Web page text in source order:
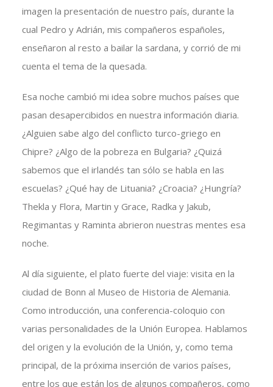
imagen la presentación de nuestro país, durante la
cual Pedro y Adrián, mis compañeros españoles,
enseñaron al resto a bailar la sardana, y corrió de mi
cuenta el tema de la quesada.
Esa noche cambió mi idea sobre muchos países que
pasan desapercibidos en nuestra información diaria.
¿Alguien sabe algo del conflicto turco-griego en
Chipre? ¿Algo de la pobreza en Bulgaria? ¿Quizá
sabemos que el irlandés tan sólo se habla en las
escuelas? ¿Qué hay de Lituania? ¿Croacia? ¿Hungría?
Thekla y Flora, Martin y Grace, Radka y Jakub,
Regimantas y Raminta abrieron nuestras mentes esa
noche.
Al día siguiente, el plato fuerte del viaje: visita en la
ciudad de Bonn al Museo de Historia de Alemania.
Como introducción, una conferencia-coloquio con
varias personalidades de la Unión Europea. Hablamos
del origen y la evolución de la Unión, y, como tema
principal, de la próxima inserción de varios países,
entre los que están los de algunos compañeros, como